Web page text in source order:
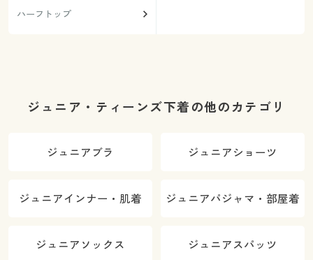
ハーフトップ
ジュニア・ティーンズ下着の他のカテゴリ
ジュニアブラ ジュニアショーツ
ジュニアインナー・肌着 ジュニアパジャマ・部屋着
ジュニアソックス ジュニアスパッツ